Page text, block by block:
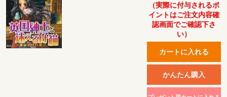
（実際に付与されるポ
イントはご注文内容確
認画面でご確認下さ
い）